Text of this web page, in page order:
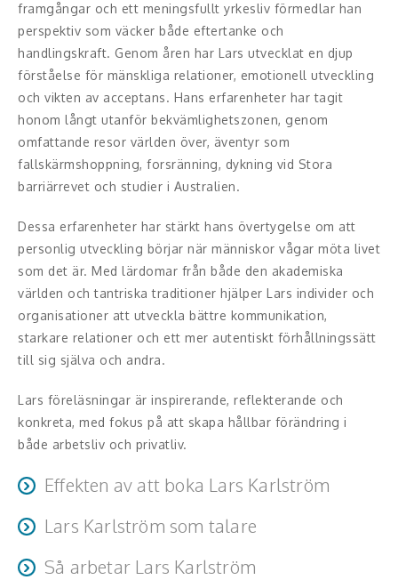
Humoristiska föredrag
Ljus och belysning
Komiker
Middagsunderhållning
Musiker
Something a Little Different
Underhållning
Affärsnytta
Effektivitet, framgång
Framtid, trender
Försäljning, marknadsföring, service,
organisationsutveckling
framgångar och ett meningsfullt yrkesliv förmedlar han
perspektiv som väcker både eftertanke och
handlingskraft. Genom åren har Lars utvecklat en djup
förståelse för mänskliga relationer, emotionell utveckling
och vikten av acceptans. Hans erfarenheter har tagit
honom långt utanför bekvämlighetszonen, genom
omfattande resor världen över, äventyr som
fallskärmshoppning, forsränning, dykning vid Stora
barriärrevet och studier i Australien.
Dessa erfarenheter har stärkt hans övertygelse om att
personlig utveckling börjar när människor vågar möta livet
som det är. Med lärdomar från både den akademiska
världen och tantriska traditioner hjälper Lars individer och
organisationer att utveckla bättre kommunikation,
starkare relationer och ett mer autentiskt förhållningssätt
till sig själva och andra.
Lars föreläsningar är inspirerande, reflekterande och
konkreta, med fokus på att skapa hållbar förändring i
både arbetsliv och privatliv.
Effekten av att boka Lars Karlström
Deltagarna lämnar ofta Lars föreläsningar med ökad
andra samt konkreta perspektiv på kommunikation,
Lars Karlström som talare
Lars är lugn, trygg, närvarande och inkluderande. Hans
föreläsningar kombinerar personliga berättelser,
Så arbetar Lars Karlström